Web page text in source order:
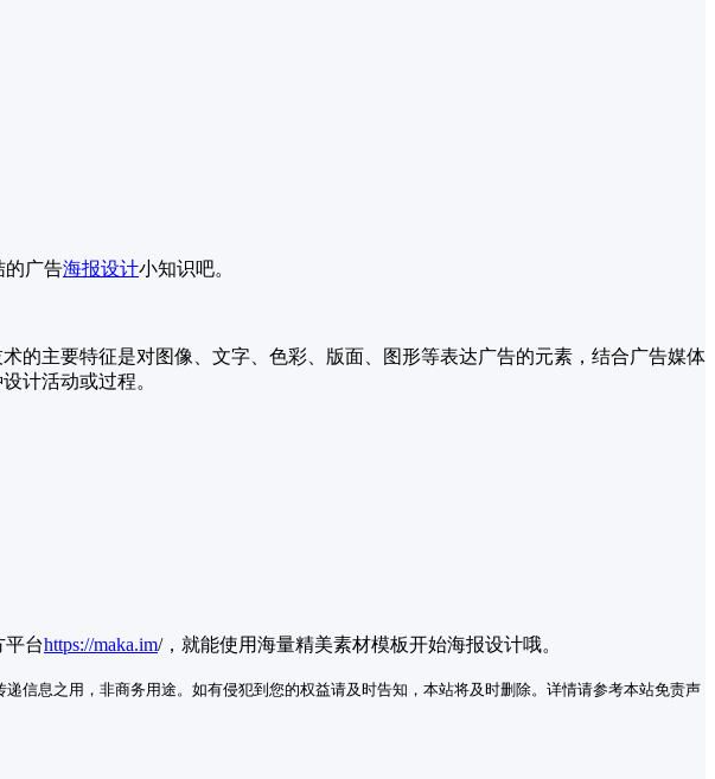
的广告海报设计小知识吧。
的主要特征是对图像、文字、色彩、版面、图形等表达广告的元素，结合广告媒体
计活动或过程。
台https://maka.im/，就能使用海量精美素材模板开始海报设计哦。
信息之用，非商务用途。如有侵犯到您的权益请及时告知，本站将及时删除。详情请参考本站免责声